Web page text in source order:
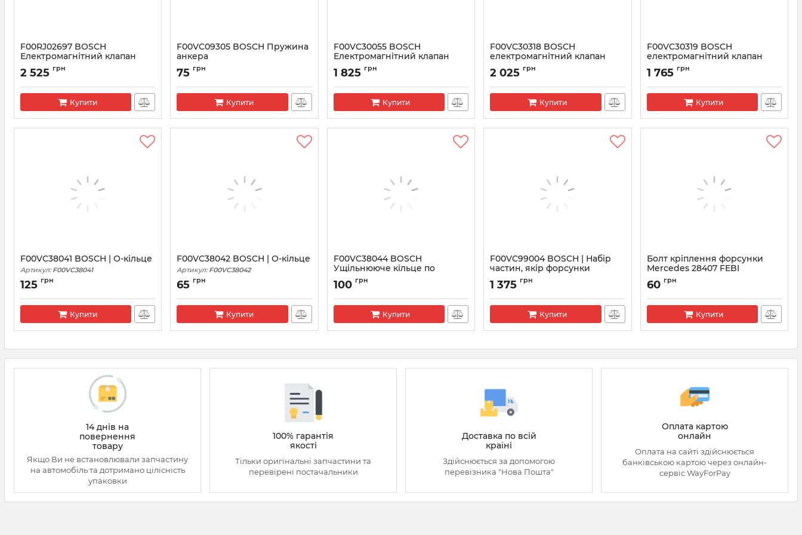
F00RJ02697 BOSCH
Електромагнітний клапан
форсунки CR
Артикул:
2 525 грн
Купити
F00VC09305 BOSCH Пружина
анкера
Артикул:
75 грн
Купити
F00VC30055 BOSCH
Електромагнітний клапан
форсунки CR
Артикул:
1 825 грн
Купити
F00VC30318 BOSCH
електромагнітний клапан
форсунки CR
Артикул:
2 025 грн
Купити
F00VC30319 BOSCH
електромагнітний клапан
форсунки CR
Артикул:
1 765 грн
Купити
F00VC38041 BOSCH | О-кільце
Артикул: F00VC38041
125 грн
Купити
F00VC38042 BOSCH | О-кільце
Артикул: F00VC38042
65 грн
Купити
F00VC38044 BOSCH
Ущільнююче кільце по
корпусу форсунки
Артикул:
100 грн
Купити
F00VC99004 BOSCH | Набір
частин, якір форсунки
Артикул: F00VC99004
1 375 грн
Купити
Болт кріплення форсунки
Mercedes 28407 FEBI
Артикул:
60 грн
Купити
14 днів на
повернення
товару
Якщо Ви не встановлювали запчастину
на автомобіль та дотримано цілісність
упаковки
100% гарантія
якості
Тільки оригінальні запчастини та
перевірені постачальники
Доставка по всій
країні
Здійснюється за допомогою
перевізника "Нова Пошта"
Оплата картою
онлайн
Оплата на сайті здійснюється
банківською картою через онлайн-
сервіс WayForPay